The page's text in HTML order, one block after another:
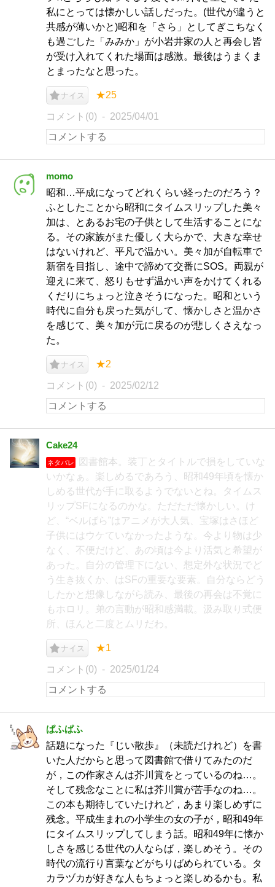
私にとっては懐かしい話しだった。(世代が違うと
共感が薄いかと)昭和を「さら」としてぎこちなく
も過ごした「みみか」が小岩井家の人と再会し皆
が受け入れてくれた場面は感激。最後はうまくま
とまったなと思った。
ナイス ★25
コメント(0) 2025/04/01
momo
昭和…平成になってどれくらい経ったのだろう？
ふとしたことから昭和にタイムスリップした美々
加は、とあるお宅の子供として生活することにな
る。その家族がまた優しく大らかで、大きな幸せ
はないけれど、平凡で温かい。美々加が自転車で
新宿を目指し、途中で諦めて交番にSOS。両親が
迎えに来て、怒りもせず温かい声をかけてくれる
くだりにちょっと泣きそうになった。昭和という
時代に自分も戻った気がして、懐かしさと温かさ
を感じて、美々加が元に戻るのが悲しくさえなっ
た。
ナイス ★2
コメント(0) 2025/02/12
Cake24
ネタバレ
図書館本。装丁とタイトルで損をしていな
いかなぁ。楽しめるであろう、昭和49年頃を懐か
しめる世代が手に取るようでないとね。タイムス
リップSFになるのかな。ただただ懐かしい。け
ど、“ベルばら”はアニメが大人気、宝塚はさほど
子供にはウケていなかったような。今より物は少
なく、不便だけど、あの頃は今より活気と希望が
あった。自分の管理下にない、想定外な状況でど
う生き抜くか、はSFの重要な要素。自分ならどう
したかと想像しながら読み、最後の再会は不覚に
もホロリ。弟の言動が昭和感満載。汲み取り式便
所、ほんと二度とムリだわ。
ナイス ★1
コメント(0) 2025/01/24
ぱふぱふ
話題になった『じい散歩』（未読だけれど）を書
いた人だからと思って図書館で借りてみたのだ
が，この作家さんは芥川賞をとっているのね…。
そして残念なことに私は芥川賞が苦手なのね…。
この本も期待していたけれど，あまり楽しめずに
残念。平成生まれの小学生の女の子が，昭和49年
にタイムスリップしてしまう話。昭和49年に懐か
しさを感じる世代の人ならば，楽しめそう。その
時代の流行り言葉などがちりばめられている。タ
カラヅカが好きな人もちょっと楽しめるかも。私